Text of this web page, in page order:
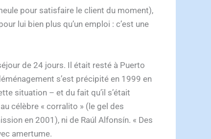
pour satisfaire le client du moment),
lui bien plus qu’un emploi : c’est une
de 24 jours. Il était resté à Puerto
s’est précipité en 1999 en
situation – et du fait qu’il s’était
célèbre « corralito » (le gel des
en 2001), ni de Raúl Alfonsín. « Des
amertume.